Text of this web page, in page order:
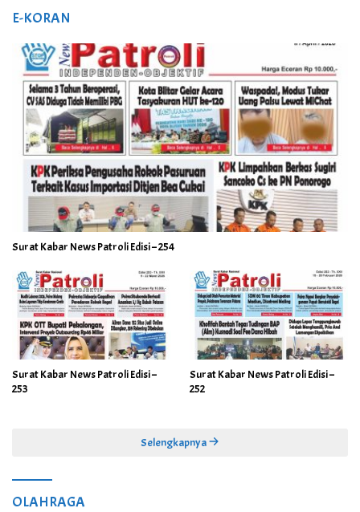
E-KORAN
Surat Kabar News Patroli Edisi – 254
Surat Kabar News Patroli Edisi –
253
Surat Kabar News Patroli Edisi –
252
Selengkapnya
OLAHRAGA